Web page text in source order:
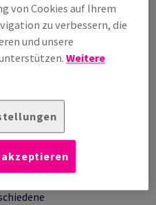
Polsterkissen
von Cookies auf Ihrem
zu verbessern, die
und unsere
Weitere